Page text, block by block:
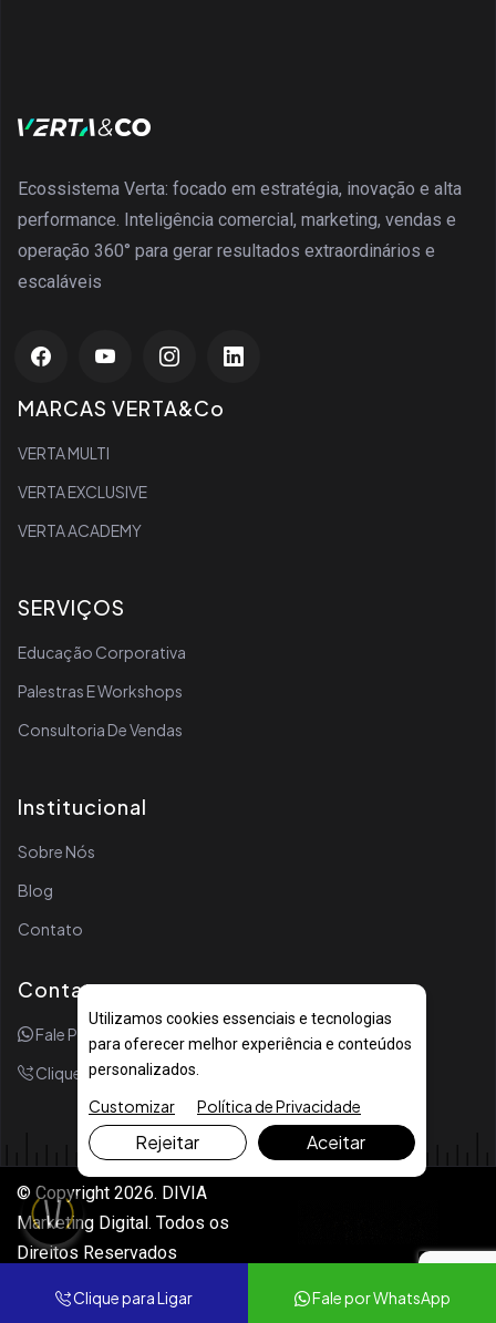
Ecossistema Verta: focado em estratégia, inovação e alta
performance. Inteligência comercial, marketing, vendas e
operação 360° para gerar resultados extraordinários e
escaláveis
MARCAS VERTA&Co
VERTA MULTI
VERTA EXCLUSIVE
VERTA ACADEMY
SERVIÇOS
Educação Corporativa
Palestras E Workshops
Consultoria De Vendas
Institucional
Sobre Nós
Blog
Contato
Contato
Fale Por WhatsApp
Clique Para Ligar
© Copyright 2026. DIVIA
Marketing Digital. Todos os
Direitos Reservados
Clique para Ligar Fale por WhatsApp
Utilizamos cookies essenciais e tecnologias
para oferecer melhor experiência e conteúdos
personalizados.
Customizar Política de Privacidade
Rejeitar Aceitar